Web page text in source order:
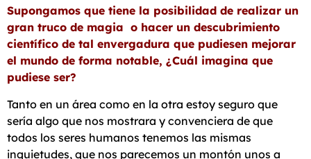
Supongamos que tiene la posibilidad de realizar un
gran truco de magia o hacer un descubrimiento
científico de tal envergadura que pudiesen mejorar
el mundo de forma notable, ¿Cuál imagina que
pudiese ser?
Tanto en un área como en la otra estoy seguro que
sería algo que nos mostrara y convenciera de que
todos los seres humanos tenemos las mismas
inquietudes, que nos parecemos un montón unos a